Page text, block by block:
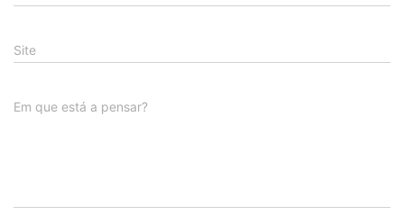
Site
Em que está a pensar?